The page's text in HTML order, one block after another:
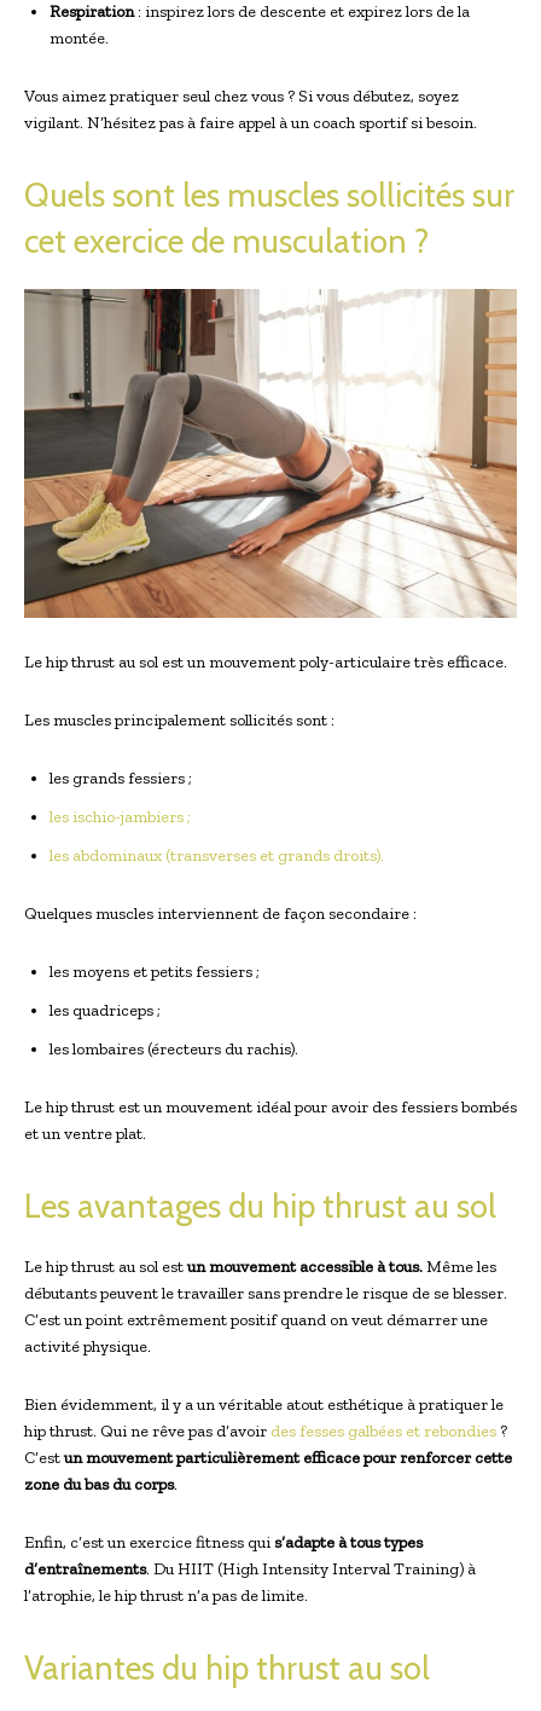
Respiration: inspirez lors de descente et expirez lors de la
montée.
Vous aimez pratiquer seul chez vous ? Si vous débutez, soyez
vigilant. N’hésitez pas à faire appel à un coach sportif si besoin.
Quels sont les muscles sollicités sur
cet exercice de musculation ?
Le hip thrust au sol est un mouvement poly-articulaire très efficace.
Les muscles principalement sollicités sont :
les grands fessiers ;
les ischio-jambiers ;
les abdominaux (transverses et grands droits).
Quelques muscles interviennent de façon secondaire :
les moyens et petits fessiers ;
les quadriceps ;
les lombaires (érecteurs du rachis).
Le hip thrust est un mouvement idéal pour avoir des fessiers bombés
et un ventre plat.
Les avantages du hip thrust au sol
Le hip thrust au sol estun mouvement accessible à tous.Même les
débutants peuvent le travailler sans prendre le risque de se blesser.
C’est un point extrêmement positif quand on veut démarrer une
activité physique.
Bien évidemment, il y a un véritable atout esthétique à pratiquer le
hip thrust. Qui ne rêve pas d’avoir des fesses galbées et rebondies?
C’estun mouvement particulièrement efficace pour renforcer cette
zone du bas du corps.
Enfin, c’est un exercice fitness quis’adapte à tous types
d’entraînements. Du HIIT (High Intensity Interval Training) à
l’atrophie, le hip thrust n’a pas de limite.
Variantes du hip thrust au sol